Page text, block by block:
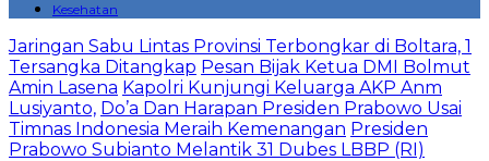
Kesehatan
Jaringan Sabu Lintas Provinsi Terbongkar di Boltara, 1
Tersangka Ditangkap Pesan Bijak Ketua DMI Bolmut
Amin Lasena Kapolri Kunjungi Keluarga AKP Anm
Lusiyanto, Do’a Dan Harapan Presiden Prabowo Usai
Timnas Indonesia Meraih Kemenangan Presiden
Prabowo Subianto Melantik 31 Dubes LBBP (RI)